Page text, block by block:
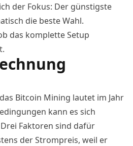
der Fokus: Der günstigste
die beste Wahl.
das komplette Setup
Bitcoin Mining lautet im Jahr
kann es sich
Faktoren sind dafür
der Strompreis, weil er